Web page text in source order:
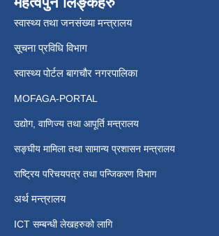
स्वास्थ्य तथा जनसंख्या मन्त्रालय
सूचना प्रविधि विभाग
स्वास्थ्य पोर्टल बागचौर नगरपालिका
MOFAGA-PORTAL
उद्योग, वाणिज्य तथा आपूर्ति मन्त्रालय
सङ्घीय मामिला तथा सामान्य प्रशासन मन्त्रालय
राष्ट्रिय परिचयपत्र तथा पन्जिकरण विभाग
अर्थ मन्त्रालय
ICT सम्बन्धी लेखहरुको लागि